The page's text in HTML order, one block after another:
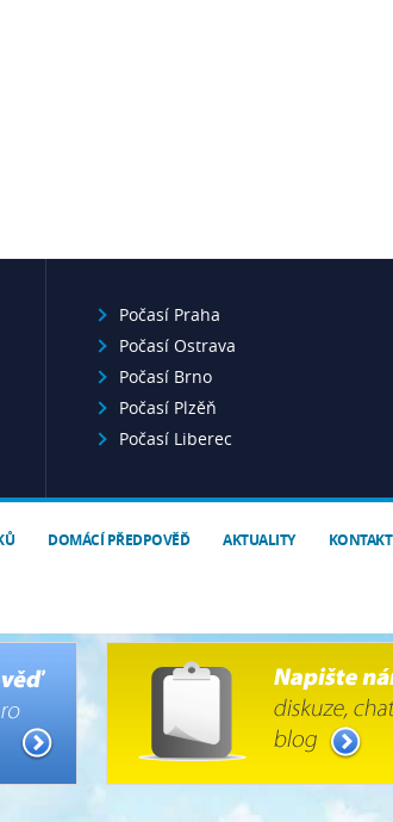
Počasí Praha
Počasí Ostrava
Počasí Brno
Počasí Plzěň
Počasí Liberec
DOMÁCÍ PŘEDPOVĚĎ AKTUALITY KONTAKT